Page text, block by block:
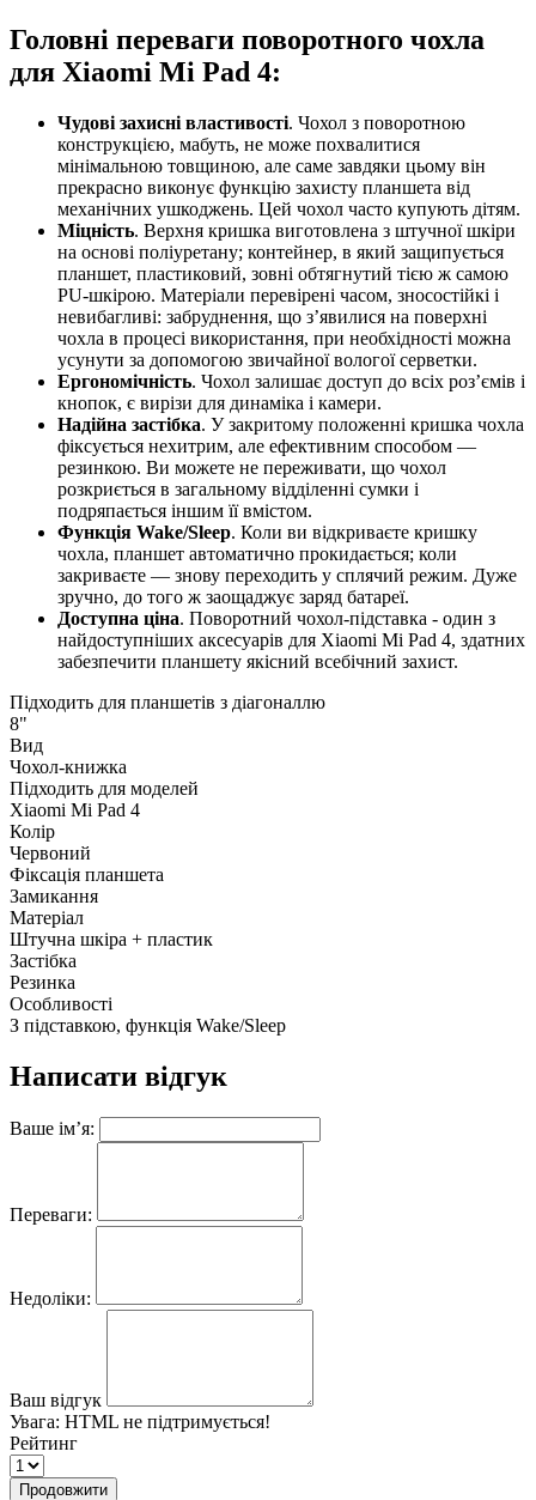
Головні переваги поворотного чохла
для Xiaomi Mi Pad 4:
Чудові захисні властивості. Чохол з поворотною
конструкцією, мабуть, не може похвалитися
мінімальною товщиною, але саме завдяки цьому він
прекрасно виконує функцію захисту планшета від
механічних ушкоджень. Цей чохол часто купують дітям.
Міцність. Верхня кришка виготовлена з штучної шкіри
на основі поліуретану; контейнер, в який защипується
планшет, пластиковий, зовні обтягнутий тією ж самою
PU-шкірою. Матеріали перевірені часом, зносостійкі і
невибагливі: забруднення, що з’явилися на поверхні
чохла в процесі використання, при необхідності можна
усунути за допомогою звичайної вологої серветки.
Ергономічність. Чохол залишає доступ до всіх роз’ємів і
кнопок, є вирізи для динаміка і камери.
Надійна застібка. У закритому положенні кришка чохла
фіксується нехитрим, але ефективним способом —
резинкою. Ви можете не переживати, що чохол
розкриється в загальному відділенні сумки і
подряпається іншим її вмістом.
Функція Wake/Sleep. Коли ви відкриваєте кришку
чохла, планшет автоматично прокидається; коли
закриваєте — знову переходить у сплячий режим. Дуже
зручно, до того ж заощаджує заряд батареї.
Доступна ціна. Поворотний чохол-підставка - один з
найдоступніших аксесуарів для Xiaomi Mi Pad 4, здатних
забезпечити планшету якісний всебічний захист.
Підходить для планшетів з діагоналлю
8"
Вид
Чохол-книжка
Підходить для моделей
Xiaomi Mi Pad 4
Колір
Червоний
Фіксація планшета
Замикання
Матеріал
Штучна шкіра + пластик
Застібка
Резинка
Особливості
З підставкою, функція Wake/Sleep
Написати відгук
Ваше ім’я:
Переваги:
Недоліки:
Ваш відгук
Увага: HTML не підтримується!
Рейтинг
Продовжити